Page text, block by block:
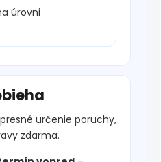
úrovni
určenie poruchy,
zdarma.